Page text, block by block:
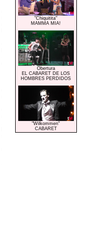
"Chiquitita"
MAMMA MIA!
Obertura
EL CABARET DE LOS
HOMBRES PERDIDOS
"Wilkommen"
CABARET